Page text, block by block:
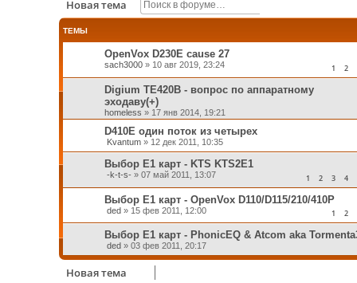
Новая тема
ТЕМЫ
OpenVox D230E cause 27
sach3000» 10 авг 2019, 23:24 1 2
Digium TE420B - вопрос по аппаратному
эходаву(+)
homeless » 17 янв 2014, 19:21
D410E один поток из четырех
Kvantum» 12 дек 2011, 10:35
Выбор Е1 карт - KTS KTS2E1
-k-t-s- » 07 май 2011, 13:07 1 2 3 4
Выбор Е1 карт - OpenVox D110/D115/210/410P
ded» 15 фев 2011, 12:00 1 2
Выбор Е1 карт - PhonicEQ & Atcom aka
ded » 03 фев 2011, 20:17
Новая тема